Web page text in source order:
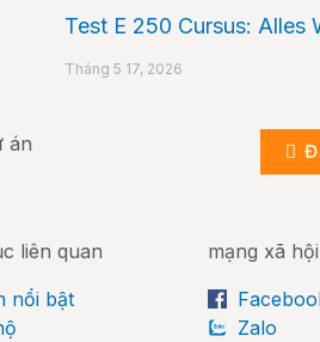
Test E 250 Cursus: Alles
Tháng 5 17, 2026
án
liên quan
nổi bật
mạng xã
Zalo